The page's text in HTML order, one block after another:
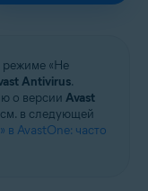
режиме «Не
Antivirus.
о версии Avast
в следующей
в AvastOne: часто